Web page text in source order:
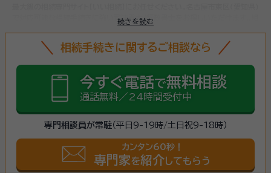
続きを読む
で対応可能な相続手続きに強い司法書士/行政書士をお探しいただけます。
人・相続財産の確認、遺言書の確認、遺産分割協議、相続財産の名義変更、相続
税の申告・納税（相続財産が基礎控除額を超えていた場合）など多岐に渡るた
相続手続きに関するご相談なら
今すぐ電話で無料相談
通話無料／24時間受付中
専門相談員が常駐（平日9-19時/土日祝9-18時）
カンタン60秒！
専門家を紹介 してもらう